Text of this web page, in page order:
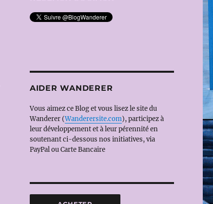
AIDER WANDERER
Vous aimez ce Blog et vous lisez le site du
Wanderer (Wanderersite.com), participez à
leur développement et à leur pérennité en
soutenant ci-dessous nos initiatives, via
PayPal ou Carte Bancaire